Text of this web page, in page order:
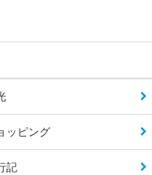
ッピング
記